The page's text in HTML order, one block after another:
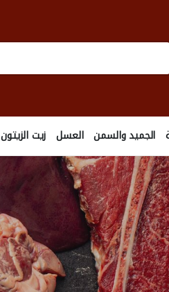
الجميد والسمن العسل زيت الزيتون